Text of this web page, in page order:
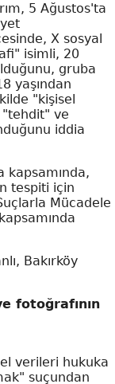
5 Ağustos'ta
X sosyal
isimli, 20
gruba
yaşından
"kişisel
"tehdit" ve
iddia
kapsamında,
tespiti için
Mücadele
Bakırköy
fotoğrafının
verileri hukuka
suçundan